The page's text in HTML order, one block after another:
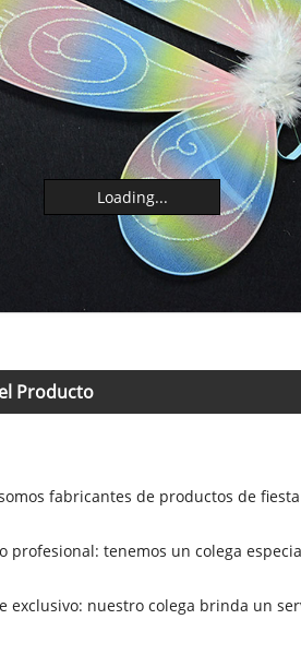
Loading...
Producto
fabricantes de productos de
profesional: tenemos un colega
exclusivo: nuestro colega brinda un